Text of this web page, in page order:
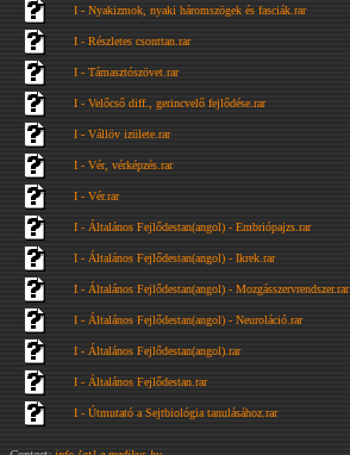
I - Nyakizmok, nyaki háromszögek és fasciák.rar
I - Részletes csonttan.rar
I - Támasztószövet.rar
I - Velőcső diff., gerincvelő fejlődése.rar
I - Vállöv izülete.rar
I - Vér, vérképzés.rar
I - Vér.rar
I - Általános Fejlődestan(angol) - Embriópajzs.rar
I - Általános Fejlődestan(angol) - Ikrek.rar
I - Általános Fejlődestan(angol) - Mozgásszervrendszer.rar
I - Általános Fejlődestan(angol) - Neuroláció.rar
I - Általános Fejlődestan(angol).rar
I - Általános Fejlődestan.rar
I - Útmutató a Sejtbiológia tanulásához.rar